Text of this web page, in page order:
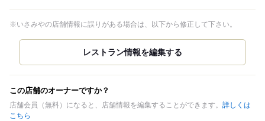
※いさみやの店舗情報に誤りがある場合は、以下から修正して下さい。
この店舗のオーナーですか？
店舗会員（無料）になると、店舗情報を編集することができます。 詳しくは
こちら